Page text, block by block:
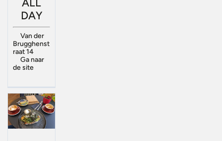
DAY
Van der
Brugghenst
raat 14
Ga naar
de site